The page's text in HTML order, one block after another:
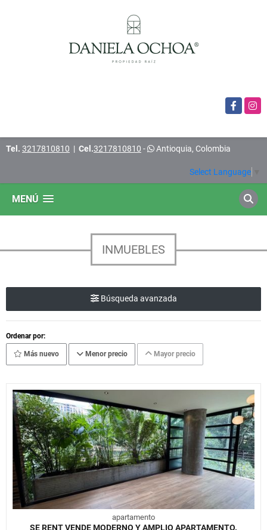
Facebook
Tel. 3217810810 | Cel.3217810810 - Antioquia, Colombia
Select Language
MENÚ
INMUEBLES
Búsqueda avanzada
Ordenar por:
Más nuevo Menor precio Mayor precio
apartamento
SE RENT VENDE MODERNO Y AMPLIO APARTAMENTO.